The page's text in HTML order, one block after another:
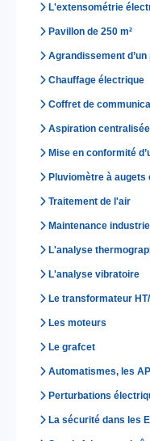
L'extensométrie
Pavillon de 250 m²
Agrandissement d’un
Chauffage électrique
Coffret de
Aspiration centralisée
Mise en conformité
Pluviomètre à augets
Traitement de l'air
Maintenance industrie
L'analyse
L'analyse vibratoire
Le transformateur
Les moteurs
Le grafcet
Automatismes, les API
Perturbations
La sécurité dans les